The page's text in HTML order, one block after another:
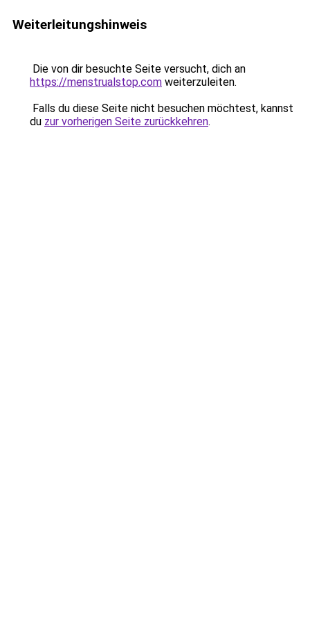
Weiterleitungshinweis
Die von dir besuchte Seite versucht, dich an
https://menstrualstop.com weiterzuleiten.
Falls du diese Seite nicht besuchen möchtest, kannst
du zur vorherigen Seite zurückkehren.